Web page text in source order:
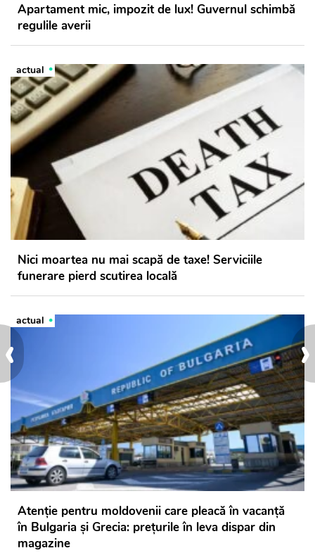
›
‹
Apartament mic, impozit de lux! Guvernul schimbă
regulile averii
actual
Nici moartea nu mai scapă de taxe! Serviciile
funerare pierd scutirea locală
actual
Atenție pentru moldovenii care pleacă în vacanță
în Bulgaria și Grecia: prețurile în leva dispar din
magazine